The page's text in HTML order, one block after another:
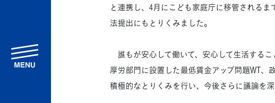
と連携し、4月にこども家庭庁に移管される
法提出にもとりくみました。
誰もが安心して働いて、安心して生活する
厚労部門に設置した最低賃金アップ問題WT、
積極的なとりくみを行い、今後さらに議論を深